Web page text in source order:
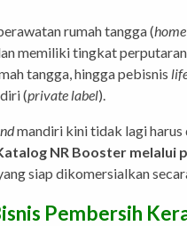
rumah tangga (
memiliki tingkat
tangga, hingga pebisnis
(private label).
mandiri kini tidak lagi harus
NR Booster melalui
siap dikomersialkan
Pembersih